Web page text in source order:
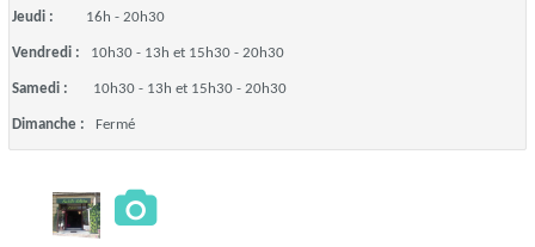
Jeudi : 16h - 20h30
Vendredi : 10h30 - 13h et 15h30 - 20h30
Samedi : 10h30 - 13h et 15h30 - 20h30
Dimanche : Fermé